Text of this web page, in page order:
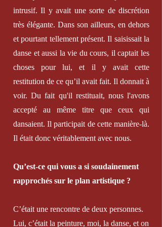
intrusif. Il y avait une sorte de discrétion
très élégante. Dans son ailleurs, en dehors
et pourtant tellement présent. Il saisissait la
danse et aussi la vie du cours, il captait les
choses pour lui, et il y avait cette
restitution de ce qu’il avait fait. Il donnait à
voir.Du fait qu'il restituait, nous l'avons
accepté au même titre que ceux qui
dansaient. Il participait de cette manière-là.
Il était donc véritablement avec nous.
Qu’est-ce qui vous a si soudainement
rapprochés sur le plan artistique ?
C’était une rencontre de deux personnes.
Lui, c’était la peinture, moi, la danse, et on